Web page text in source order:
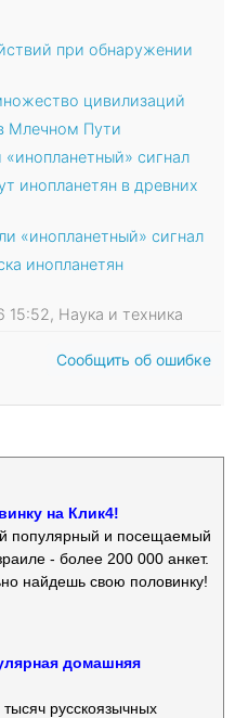
при обнаружении
цивилизаций
Млечном Пути
сигнал
инопланетян в древних
«инопланетный» сигнал
инопланетян
15:52, Наука и техника
Сообщить об ошибке
на Клик4!
популярный и посещаемый
- более 200 000 анкет.
найдешь свою половинку!
домашняя
русскоязычных